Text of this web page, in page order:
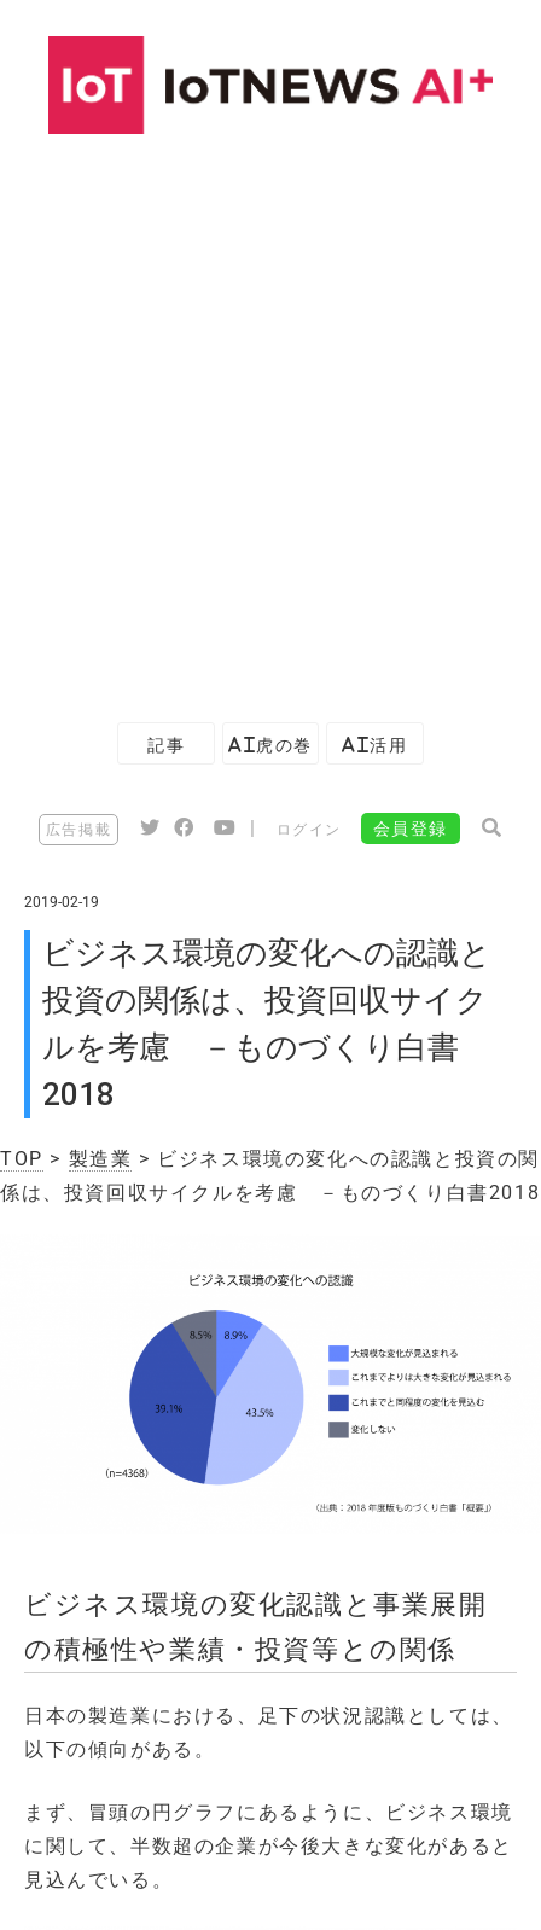
記事 AI虎の巻 AI活用
広告掲載 ログイン 会員登録
2019-02-19
ビジネス環境の変化への認識と
投資の関係は、投資回収サイク
ルを考慮 －ものづくり白書
2018
TOP > 製造業 > ビジネス環境の変化への認識と投資の関
係は、投資回収サイクルを考慮 －ものづくり白書2018
ビジネス環境の変化認識と事業展開
の積極性や業績・投資等との関係
日本の製造業における、足下の状況認識としては、
以下の傾向がある。
まず、冒頭の円グラフにあるように、ビジネス環境
に関して、半数超の企業が今後大きな変化があると
見込んでいる。